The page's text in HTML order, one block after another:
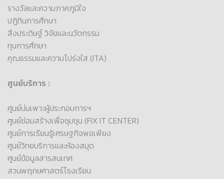
รางวัลและความภาคภูมิใจ
ปฏิทินการศึกษา
สิ่งประดิษฐ์ วิจัยและนวัตกรรม
ทุนการศึกษา
คุณธรรมและความโปร่งใส (ITA)
ศูนย์บริการ :
ศูนย์บ่มเพาะผู้ประกอบการฯ
ศูนย์ซ่อมสร้างเพื่อชุมชุน (FIX IT CENTER)
ศูนย์การเรียนรู้เศรษฐกิจพอเพียง
ศูนย์วิทยบริการและห้องสมุด
ศูนย์ข้อมูลสารสนเทศ
สวนพฤกษศาสตร์โรงเรียน